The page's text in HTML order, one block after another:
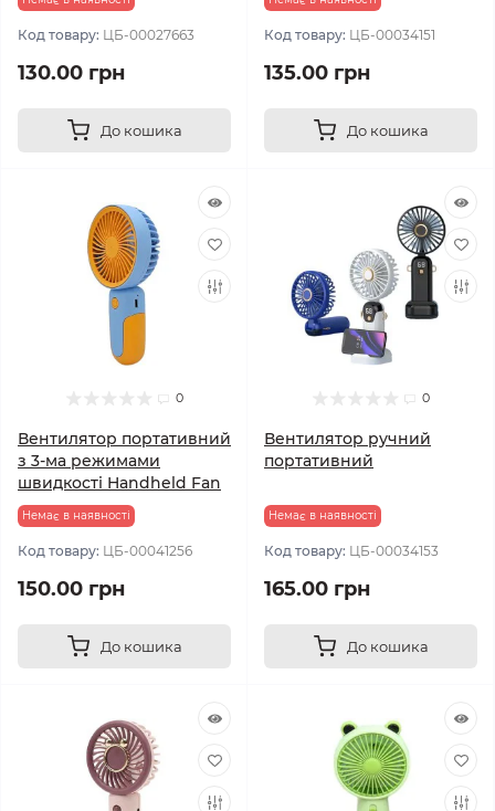
Код товару: ЦБ-00027663
130.00 грн
До кошика
Код товару: ЦБ-00034151
135.00 грн
До кошика
0
Вентилятор портативний
з 3-ма режимами
швидкості Handheld Fan
Немає в наявності
Код товару: ЦБ-00041256
150.00 грн
До кошика
0
Вентилятор ручний
портативний
Немає в наявності
Код товару: ЦБ-00034153
165.00 грн
До кошика